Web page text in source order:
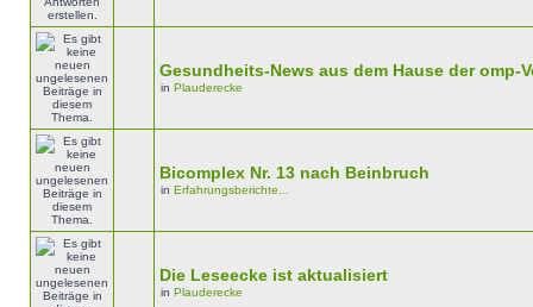
Gesundheits-News aus dem Hause der omp-
in Plauderecke
Bicomplex Nr. 13 nach Beinbruch
in Erfahrungsberichte...
Die Leseecke ist aktualisiert
in Plauderecke